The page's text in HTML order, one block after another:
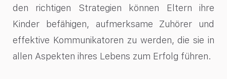
den richtigen Strategien können Eltern ihre
Kinder befähigen, aufmerksame Zuhörer und
effektive Kommunikatoren zu werden, die sie in
allen Aspekten ihres Lebens zum Erfolg führen.